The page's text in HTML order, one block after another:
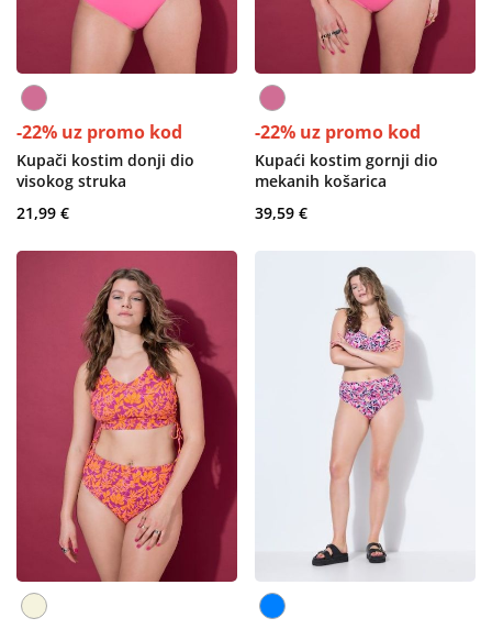
-22% uz promo kod
Kupači kostim donji dio
visokog struka
21,99 €
-22% uz promo kod
Kupaći kostim gornji dio
mekanih košarica
39,59 €